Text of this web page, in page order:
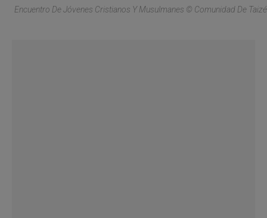
Encuentro De Jóvenes Cristianos Y Musulmanes © Comunidad De Taizé